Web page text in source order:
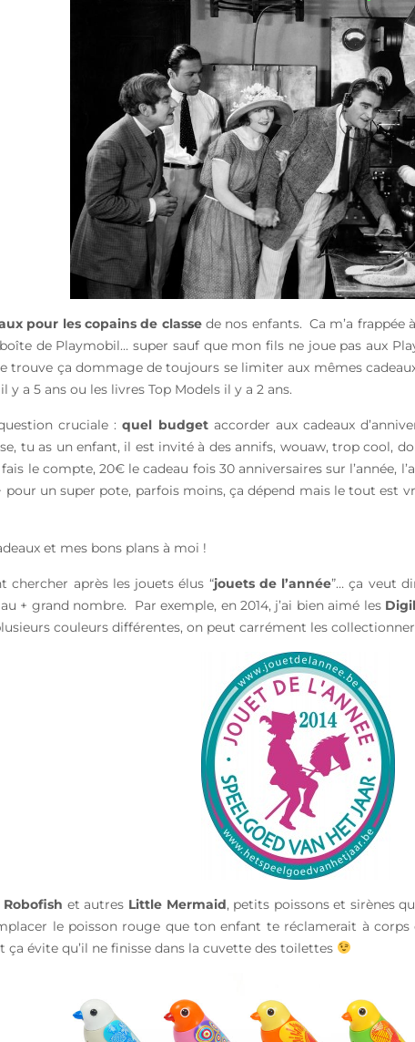
pour les copains de classede nos enfants. Ca m’a frappée
de Playmobil… super sauf que mon fils ne joue pas aux
trouve ça dommage de toujours se limiter aux mêmes
y a 5 ans ou les livres Top Models il y a 2 ans.
cruciale :quel budgetaccorder aux cadeaux
tu as un enfant, il est invité à des annifs, wouaw, trop cool,
le compte, 20€ le cadeau fois 30 anniversaires sur l’année,
pour un super pote, parfois moins, ça dépend mais le tout est
et mes bons plans à moi !
après les jouets élus “jouets de l’année”… ça veut
+ grand nombre. Par exemple, en 2014, j’ai bien aimé les
couleurs différentes, on peut carrément les
Robofish et autres Little Mermaid, petits poissons et sirènes
le poisson rouge que ton enfant te réclamerait à
évite qu’il ne finisse dans la cuvette des toilettes